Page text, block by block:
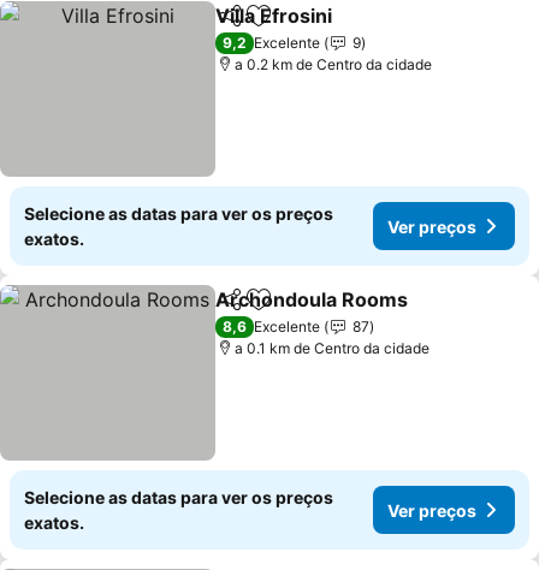
PartilharAdicionar aos favoritos
Villa Efrosini
9,2 Excelente
9
a 0.2 km de Centro da cidade
Selecione as datas para ver os preços
exatos.
Ver preços
PartilharAdicionar aos favoritos
Archondoula Rooms
8,6 Excelente
87
a 0.1 km de Centro da cidade
Selecione as datas para ver os preços
exatos.
Ver preços